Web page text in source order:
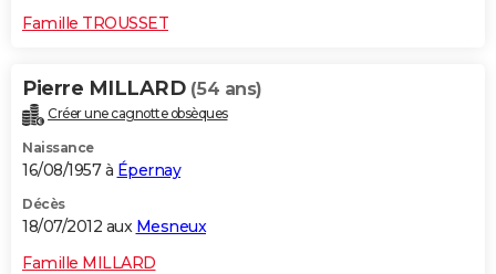
Famille TROUSSET
Pierre MILLARD (54 ans)
Créer une cagnotte obsèques
Naissance
16/08/1957 à Épernay
Décès
18/07/2012 aux Mesneux
Famille MILLARD